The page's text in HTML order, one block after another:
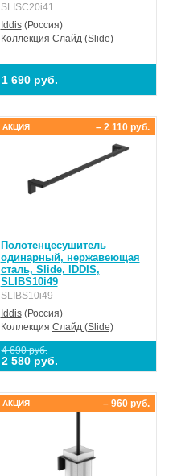
SLISC20i41
Iddis(Россия)
Коллекция Слайд (Slide)
1 690 руб.
Полотенцесушитель
одинарный, нержавеющая
сталь, Slide, IDDIS,
SLIBS10i49
SLIBS10i49
Iddis(Россия)
Коллекция Слайд (Slide)
4 690 руб.
2 580 руб.
– 2 110 руб.
АКЦИЯ
– 960 руб.
АКЦИЯ